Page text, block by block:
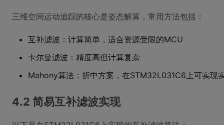
三维空间运动追踪的核心是姿态解算，常用方法包括：
互补滤波：计算简单，适合资源受限的MCU
卡尔曼滤波：精度高但计算复杂
Mahony算法：折中方案，在STM32L031C6上可实现
4.2 简易互补滤波实现